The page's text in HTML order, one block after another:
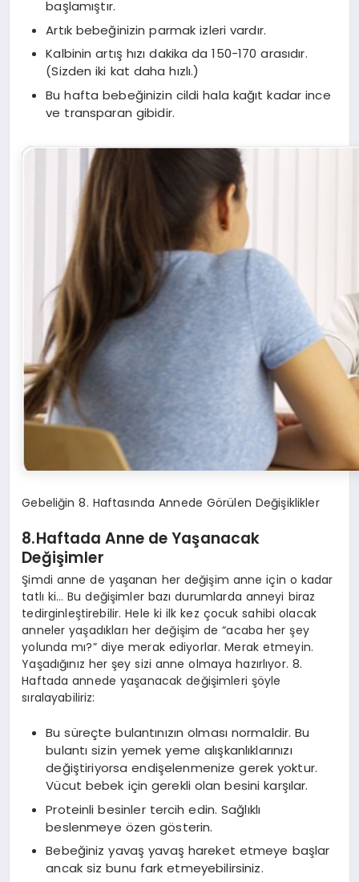
başlamıştır.
Artık bebeğinizin parmak izleri vardır.
Kalbinin artış hızı dakika da 150-170 arasıdır.
(Sizden iki kat daha hızlı.)
Bu hafta bebeğinizin cildi hala kağıt kadar ince
ve transparan gibidir.
Gebeliğin 8. Haftasında Annede Görülen Değişiklikler
8.Haftada Anne de Yaşanacak
Değişimler
Şimdi anne de yaşanan her değişim anne için o kadar
tatlı ki… Bu değişimler bazı durumlarda anneyi biraz
tedirginleştirebilir. Hele ki ilk kez çocuk sahibi olacak
anneler yaşadıkları her değişim de “acaba her şey
yolunda mı?” diye merak ediyorlar. Merak etmeyin.
Yaşadığınız her şey sizi anne olmaya hazırlıyor. 8.
Haftada annede yaşanacak değişimleri şöyle
sıralayabiliriz:
Bu süreçte bulantınızın olması normaldir. Bu
bulantı sizin yemek yeme alışkanlıklarınızı
değiştiriyorsa endişelenmenize gerek yoktur.
Vücut bebek için gerekli olan besini karşılar.
Proteinli besinler tercih edin. Sağlıklı
beslenmeye özen gösterin.
Bebeğiniz yavaş yavaş hareket etmeye başlar
ancak siz bunu fark etmeyebilirsiniz.